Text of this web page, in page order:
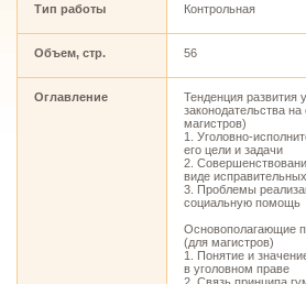
Тип работы Контрольная
Объем, стр. 56
Оглавление
Тенденция развития
законодательства
магистров)
1. Уголовно-
его цели и задачи
2.
виде
3. Проблемы
социальную помощь
Основополагающие
(для магистров)
1. Понятие и
в уголовном праве